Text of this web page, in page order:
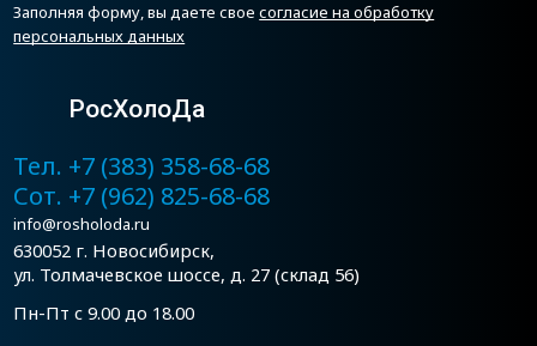
Заполняя форму, вы даете своесогласие на обработку
персональных данных
РосХолоДа
Тел. +7 (383) 358-68-68
Сот. +7 (962) 825-68-68
info@rosholoda.ru
630052 г. Новосибирск,
ул. Толмачевское шоссе, д. 27 (склад 56)
Пн-Пт с 9.00 до 18.00